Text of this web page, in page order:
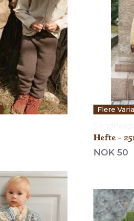
Flere
Hefte -
NOK 50